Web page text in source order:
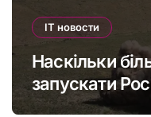
IT новости
Наскільки
запускати
інфографіка